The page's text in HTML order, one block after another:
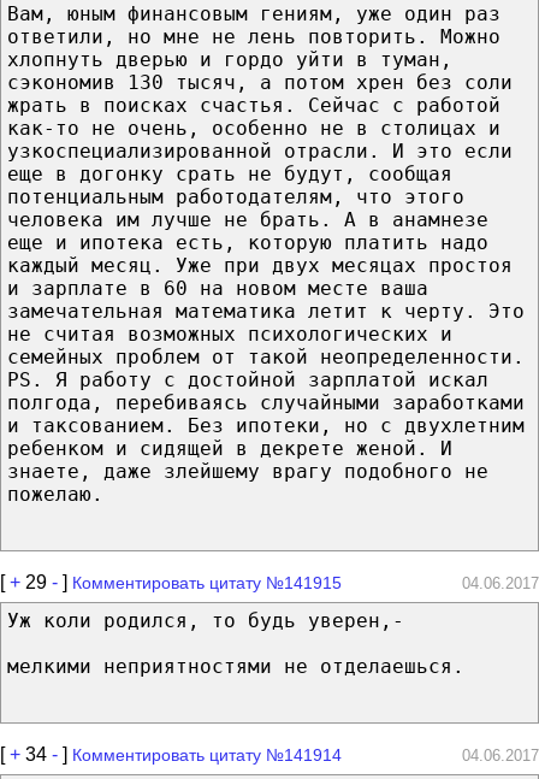
Вам, юным финансовым гениям, уже один раз
ответили, но мне не лень повторить. Можно
хлопнуть дверью и гордо уйти в туман,
сэкономив 130 тысяч, а потом хрен без соли
жрать в поисках счастья. Сейчас с работой
как-то не очень, особенно не в столицах и
узкоспециализированной отрасли. И это если
еще в догонку срать не будут, сообщая
потенциальным работодателям, что этого
человека им лучше не брать. А в анамнезе
еще и ипотека есть, которую платить надо
каждый месяц. Уже при двух месяцах простоя
и зарплате в 60 на новом месте ваша
замечательная математика летит к черту. Это
не считая возможных психологических и
семейных проблем от такой неопределенности.
PS. Я работу с достойной зарплатой искал
полгода, перебиваясь случайными заработками
и таксованием. Без ипотеки, но с двухлетним
ребенком и сидящей в декрете женой. И
знаете, даже злейшему врагу подобного не
пожелаю.
[+ 29 - ] Комментировать цитату №141915 04.06.2017
Уж коли родился, то будь уверен,-
мелкими неприятностями не отделаешься.
[+ 34 - ] Комментировать цитату №141914 04.06.2017